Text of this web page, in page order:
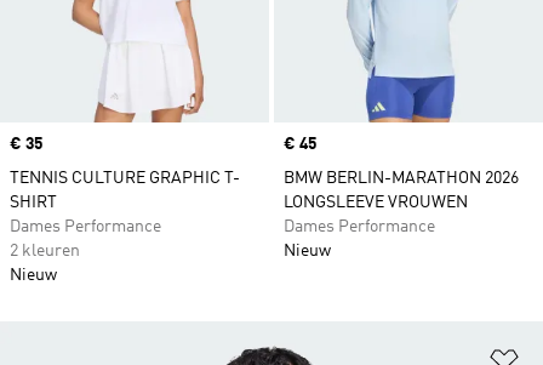
Price
€ 35
TENNIS CULTURE GRAPHIC T-
SHIRT
Dames Performance
2 kleuren
Nieuw
Price
€ 45
BMW BERLIN-MARATHON 2026
LONGSLEEVE VROUWEN
Dames Performance
Nieuw